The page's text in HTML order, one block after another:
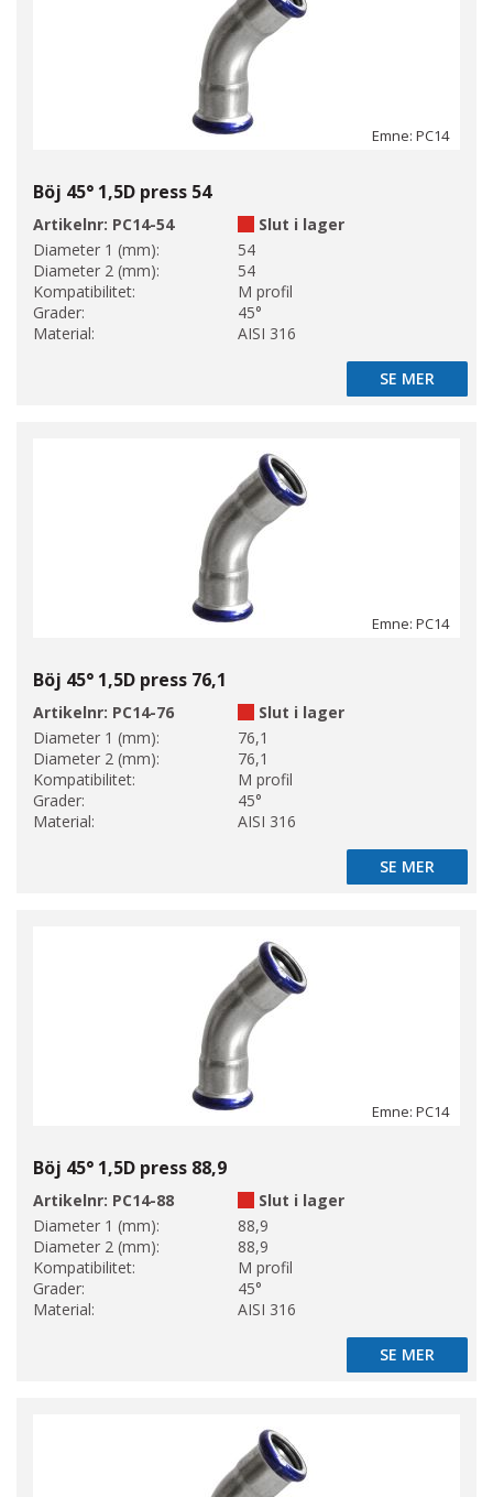
Emne: PC14
Böj 45° 1,5D press 54
Artikelnr: PC14-54
Slut i lager
Diameter 1 (mm):
54
Diameter 2 (mm):
54
Kompatibilitet:
M profil
Grader:
45°
Material:
AISI 316
SE MER
SE MER
Emne: PC14
Böj 45° 1,5D press 76,1
Artikelnr: PC14-76
Slut i lager
Diameter 1 (mm):
76,1
Diameter 2 (mm):
76,1
Kompatibilitet:
M profil
Grader:
45°
Material:
AISI 316
SE MER
SE MER
Emne: PC14
Böj 45° 1,5D press 88,9
Artikelnr: PC14-88
Slut i lager
Diameter 1 (mm):
88,9
Diameter 2 (mm):
88,9
Kompatibilitet:
M profil
Grader:
45°
Material:
AISI 316
SE MER
SE MER